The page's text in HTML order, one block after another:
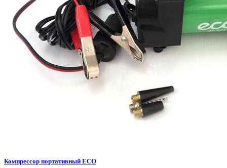
Компрессор портативный ECO